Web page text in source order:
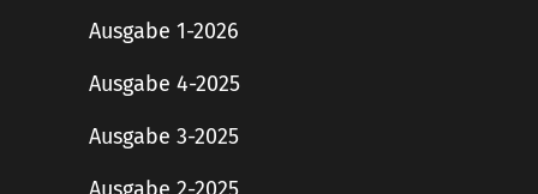
Ausgabe 1-2026
Ausgabe 4-2025
Ausgabe 3-2025